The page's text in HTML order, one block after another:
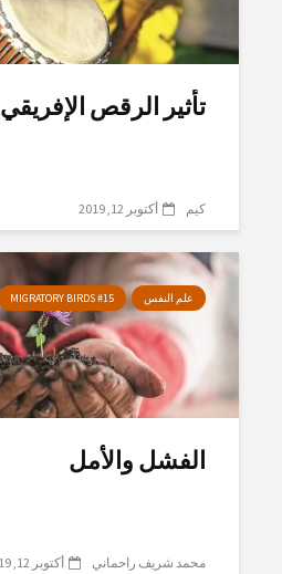
تأثير الرقص الإفريقي
كيم أكتوبر 12, 2019
علم النفس MIGRATORY BIRDS #15
الفشل والأمل
محمد شريف راحماني أكتوبر 12, 2019